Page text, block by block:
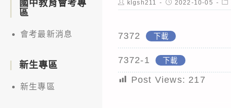
Post
author:
klgsh211
Post
published:
2022-10-05
7372 下載
7372-1 下載
Post Views: 217
國中教育會考專
區
會考最新消息
新生專區
新生專區